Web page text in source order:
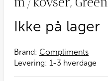
Brand: Compliments
Levering: 1-3 hverdage
Ikke på lager